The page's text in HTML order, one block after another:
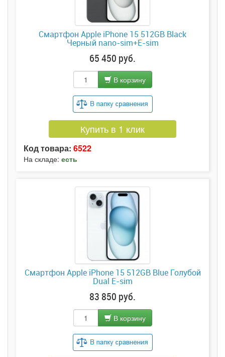
Смартфон Apple iPhone 15 512GB Black
Черный nano-sim+E-sim
65 450 руб.
В корзину
Купить в 1 клик
Код товара: 6522
На складе: есть
Смартфон Apple iPhone 15 512GB Blue Голубой
Dual E-sim
83 850 руб.
В корзину